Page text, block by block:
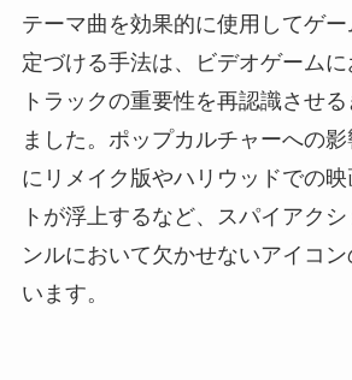
テーマ曲を効果的に使用してゲ
定づける手法は、ビデオゲーム
トラックの重要性を再認識させ
ました。ポップカルチャーへの
にリメイク版やハリウッドでの
トが浮上するなど、スパイアク
ンルにおいて欠かせないアイコ
います。